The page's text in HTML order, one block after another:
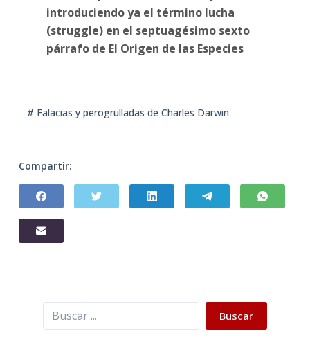
introduciendo ya el término lucha
(struggle) en el septuagésimo sexto
párrafo de El Origen de las Especies
# Falacias y perogrulladas de Charles Darwin
Compartir:
Buscar Buscar